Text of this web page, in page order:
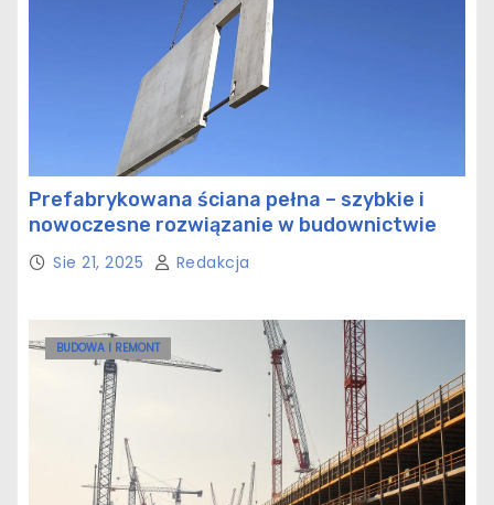
Prefabrykowana ściana pełna – szybkie i
nowoczesne rozwiązanie w budownictwie
Sie 21, 2025 Redakcja
BUDOWA I REMONT